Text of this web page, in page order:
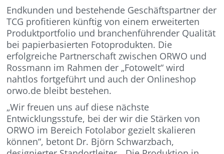
Endkunden und bestehende Geschäftspartner der
TCG profitieren künftig von einem erweiterten
Produktportfolio und branchenführender Qualität
bei papierbasierten Fotoprodukten. Die
erfolgreiche Partnerschaft zwischen ORWO und
Rossmann im Rahmen der „Fotowelt“ wird
nahtlos fortgeführt und auch der Onlineshop
orwo.de bleibt bestehen.
„Wir freuen uns auf diese nächste
Entwicklungsstufe, bei der wir die Stärken von
ORWO im Bereich Fotolabor gezielt skalieren
können“, betont Dr. Björn Schwarzbach,